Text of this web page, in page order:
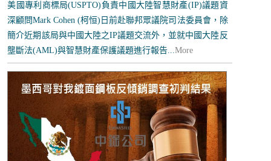
美國專利商標局(USPTO)負責中國大陸智慧財產(IP)議題資
深顧問Mark Cohen (柯恒)日前赴聯邦眾議院司法委員會，除
簡介近期該局與中國大陸之IP議題交流外，並就中國大陸反
壟斷法(AML)與智慧財產保護議題進行報告...More